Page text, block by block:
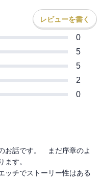
レビューを書く
0
5
5
2
0
お話です。　まだ序章のよ
ます。
ッチでストーリー性はある